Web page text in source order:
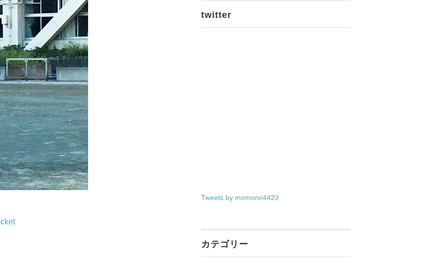
twitter
Tweets by momono4423
カテゴリー